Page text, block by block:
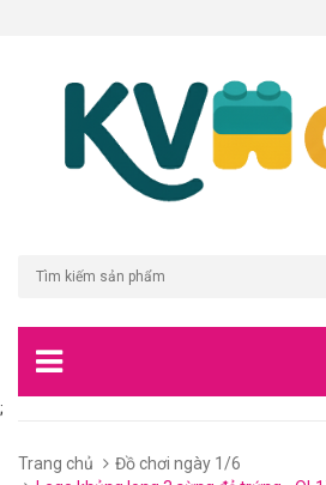
;
Trang chủ
Đồ chơi ngày 1/6